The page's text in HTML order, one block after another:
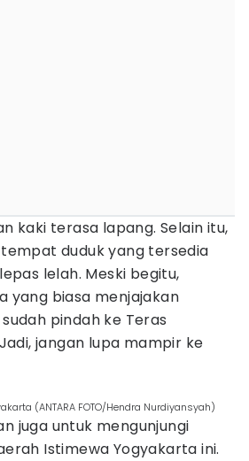
kaki terasa lapang. Selain itu,
duduk yang tersedia
lelah. Meski begitu,
yang biasa menjajakan
pindah ke Teras
jangan lupa mampir ke
(ANTARA FOTO/Hendra Nurdiyansyah)
juga untuk mengunjungi
Istimewa Yogyakarta ini.